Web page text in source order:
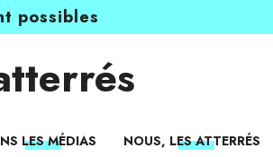
possibles
LES MÉDIAS NOUS, LES ATTERRÉS